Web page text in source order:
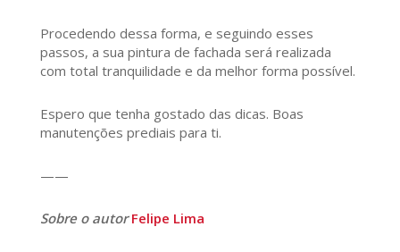
Procedendo dessa forma, e seguindo esses
passos, a sua pintura de fachada será realizada
com total tranquilidade e da melhor forma possível.
Espero que tenha gostado das dicas. Boas
manutenções prediais para ti.
——
Sobre o autorFelipe Lima